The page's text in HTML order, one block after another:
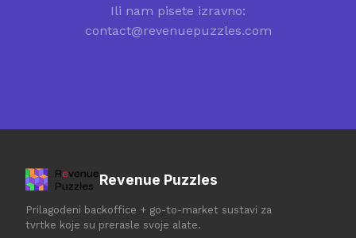
Ili nam pisete izravno:
contact@revenuepuzzles.com
Revenue Puzzles
Prilagodeni backoffice + go-to-market sustavi za
tvrtke koje su prerasle svoje alate.